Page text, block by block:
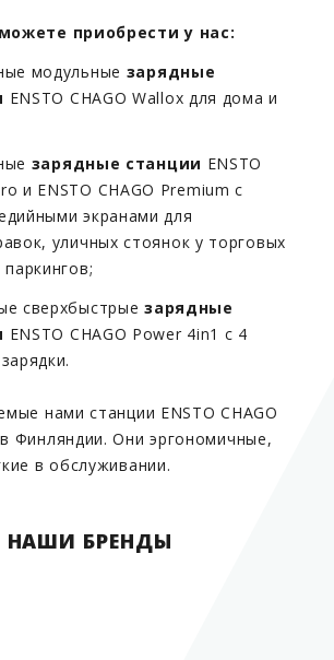
приобрести у нас:
модульные зарядные
ENSTO CHAGO Wallox для дома и
зарядные станции ENSTO
и ENSTO CHAGO Premium с
экранами для
уличных стоянок у торговых
сверхбыстрыезарядные
ENSTO CHAGO Power 4in1 с 4
нами станции ENSTO CHAGO
Финляндии. Они эргономичные,
в обслуживании.
НАШИ БРЕНДЫ